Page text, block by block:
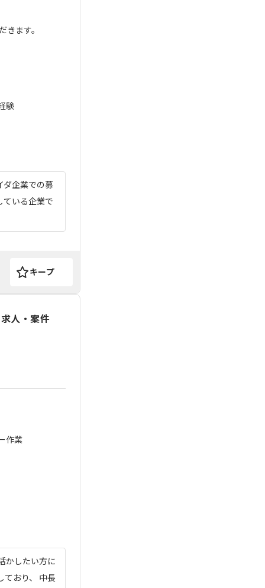
きます。
験
ダ企業での募
ている企業で
キープ
人・案件
作業
かしたい方に
ており、 中長